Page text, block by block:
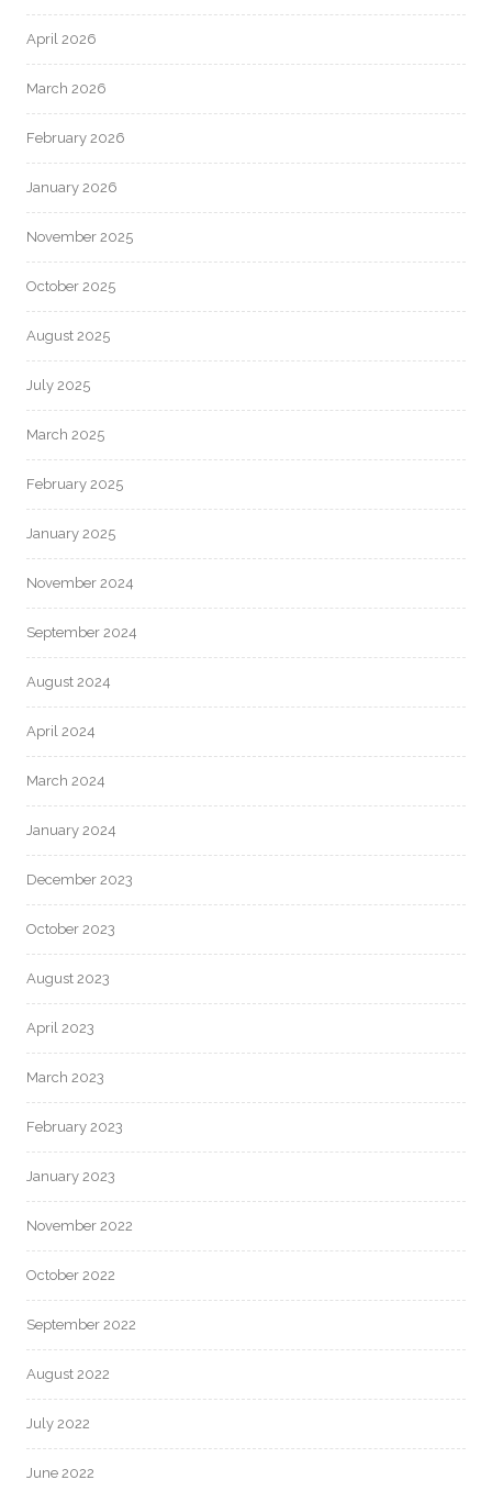
April 2026
March 2026
February 2026
January 2026
November 2025
October 2025
August 2025
July 2025
March 2025
February 2025
January 2025
November 2024
September 2024
August 2024
April 2024
March 2024
January 2024
December 2023
October 2023
August 2023
April 2023
March 2023
February 2023
January 2023
November 2022
October 2022
September 2022
August 2022
July 2022
June 2022